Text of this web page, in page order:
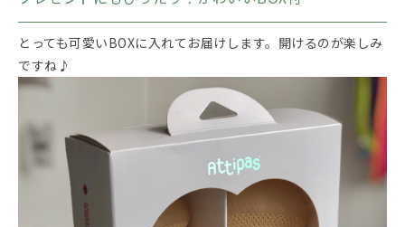
とっても可愛いBOXに入れてお届けします。開けるのが楽しみ
ですね♪